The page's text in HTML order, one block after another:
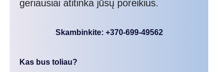
geriausiai atitinka jūsų poreikius.
Skambinkite: +370-699-49562
Kas bus toliau?